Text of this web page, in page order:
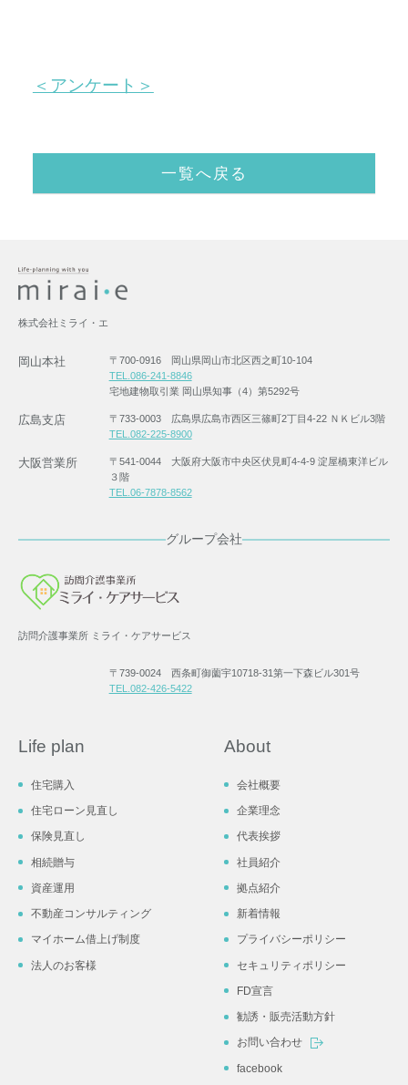
＜アンケート＞
一覧へ戻る
株式会社ミライ・エ
岡山本社
〒700-0916 岡山県岡山市北区西之町10-104
TEL.086-241-8846
宅地建物取引業 岡山県知事（4）第5292号
広島支店
〒733-0003 広島県広島市西区三篠町2丁目4-22 ＮＫビル3階
TEL.082-225-8900
大阪営業所
〒541-0044 大阪府大阪市中央区伏見町4-4-9 淀屋橋東洋ビル
３階
TEL.06-7878-8562
グループ会社
訪問介護事業所 ミライ・ケアサービス
〒739-0024 西条町御薗宇10718-31第一下森ビル301号
TEL.082-426-5422
Life plan
住宅購入
住宅ローン見直し
保険見直し
相続贈与
資産運用
不動産コンサルティング
マイホーム借上げ制度
法人のお客様
About
会社概要
企業理念
代表挨拶
社員紹介
拠点紹介
新着情報
プライバシーポリシー
セキュリティポリシー
FD宣言
勧誘・販売活動方針
お問い合わせ
facebook